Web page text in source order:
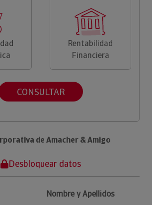
Rentabilidad
Financiera
CONSULTAR
de Amacher & Amigo
Desbloquear datos
Nombre y Apellidos